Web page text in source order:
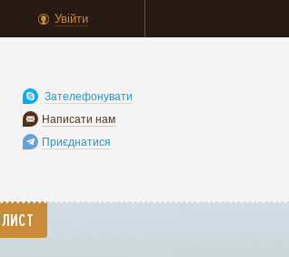
Увійти
Зателефонувати
Написати нам
Приєднатися